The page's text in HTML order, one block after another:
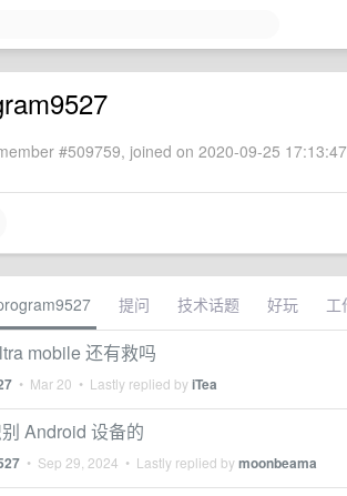
#509759, joined on 2020-09-25
提问 技术话题 好玩 工
mobile 还有救吗
• Mar 20 • Lastly replied byiTea
Android 设备的
• Sep 29, 2024 • Lastly replied bymoonbeama